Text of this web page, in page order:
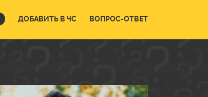
ДОБАВИТЬ В ЧС ВОПРОС-ОТВЕТ